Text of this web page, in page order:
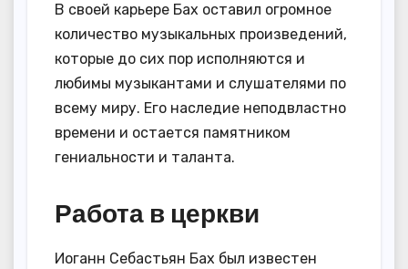
В своей карьере Бах оставил огромное
количество музыкальных произведений,
которые до сих пор исполняются и
любимы музыкантами и слушателями по
всему миру. Его наследие неподвластно
времени и остается памятником
гениальности и таланта.
Работа в церкви
Иоганн Себастьян Бах был известен